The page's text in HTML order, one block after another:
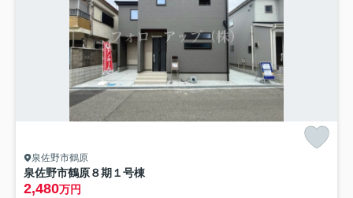
泉佐野市鶴原
泉佐野市鶴原８期１号棟
2,480万円